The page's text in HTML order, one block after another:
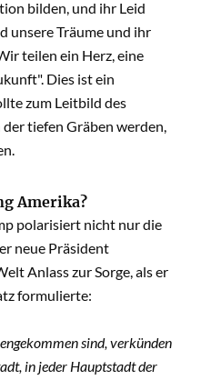
bilden, und ihr Leid
unsere Träume und ihr
teilen ein Herz, eine
Dies ist ein
zum Leitbild des
tiefen Gräben werden,
Amerika?
polarisiert nicht nur die
neue Präsident
Anlass zur Sorge, als er
formulierte:
sind, verkünden
in jeder Hauptstadt der